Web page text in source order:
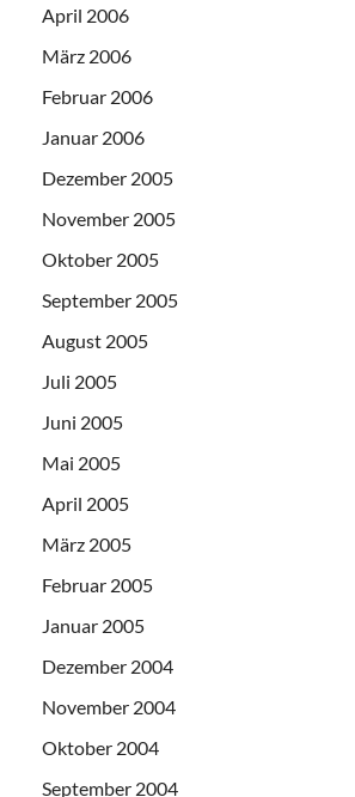
April 2006
März 2006
Februar 2006
Januar 2006
Dezember 2005
November 2005
Oktober 2005
September 2005
August 2005
Juli 2005
Juni 2005
Mai 2005
April 2005
März 2005
Februar 2005
Januar 2005
Dezember 2004
November 2004
Oktober 2004
September 2004